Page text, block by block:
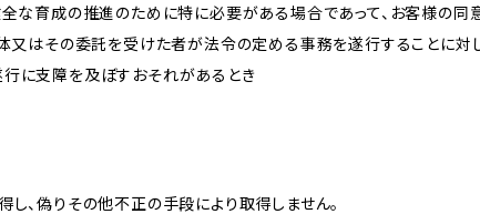
全な育成の推進のために特に必要がある場合であって、お客様の同
体又はその委託を受けた者が法令の定める事務を遂行することに対
に支障を及ぼすおそれがあるとき
、偽りその他不正の手段により取得しません。